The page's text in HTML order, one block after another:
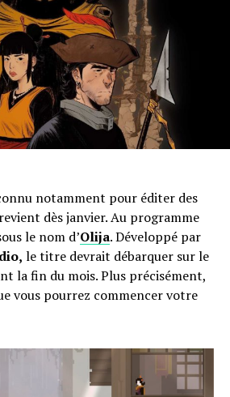
notamment pour éditer des
dès janvier. Au programme
le nom d’Olija. Développé par
le titre devrait débarquer sur le
la fin du mois. Plus précisément,
vous pourrez commencer votre